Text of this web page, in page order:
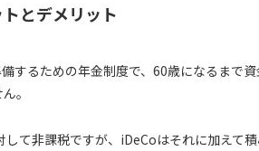
とデメリット
するための年金制度で、60歳になるまで
。
して非課税ですが、iDeCoはそれに加えて